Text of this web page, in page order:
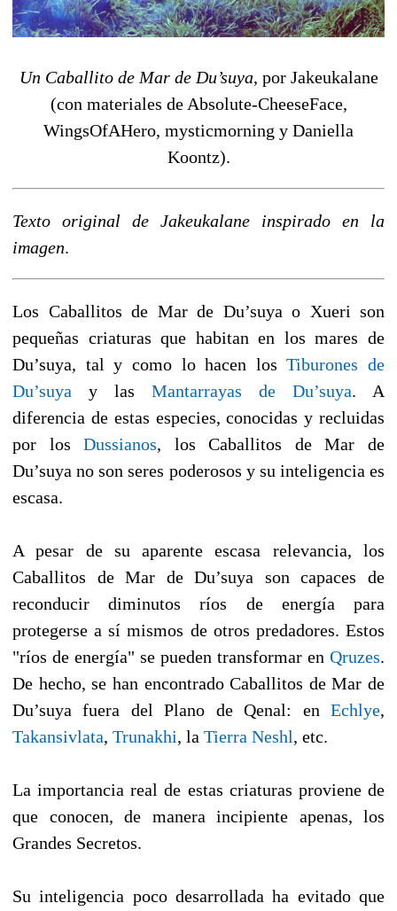
Un Caballito de Mar de Du’suya, por Jakeukalane
(con materiales de Absolute-CheeseFace,
WingsOfAHero, mysticmorning y Daniella
Koontz).
Texto original de Jakeukalane inspirado en la
imagen.
Los Caballitos de Mar de Du’suya o Xueri son
pequeñas criaturas que habitan en los mares de
Du’suya, tal y como lo hacen losTiburones de
Du’suya y las Mantarrayas de Du’suya. A
diferencia de estas especies, conocidas y recluidas
por losDussianos, los Caballitos de Mar de
Du’suya no son seres poderosos y su inteligencia es
escasa.
A pesar de su aparente escasa relevancia, los
Caballitos de Mar de Du’suya son capaces de
reconducir diminutos ríos de energía para
protegerse a sí mismos de otros predadores. Estos
"ríos de energía" se pueden transformar en Qruzes.
De hecho, se han encontrado Caballitos de Mar de
Du’suya fuera del Plano de Qenal: en Echlye,
Takansivlata, Trunakhi, la Tierra Neshl, etc.
La importancia real de estas criaturas proviene de
que conocen, de manera incipiente apenas, los
Grandes Secretos.
Su inteligencia poco desarrollada ha evitado que